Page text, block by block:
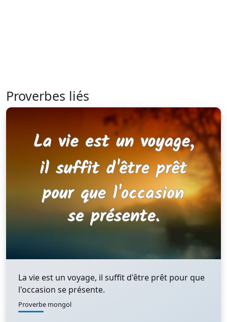
Proverbes liés
La vie est un voyage, il suffit d'être prêt pour que
l'occasion se présente.
Proverbe mongol